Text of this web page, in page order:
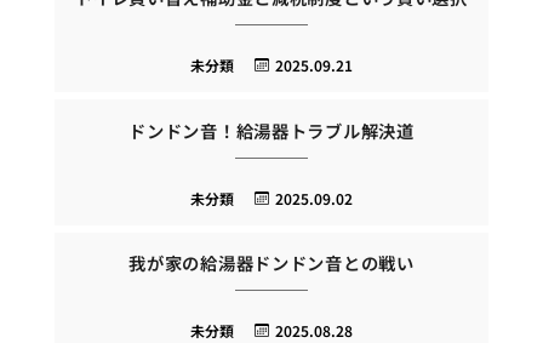
2025.09.21
未分類
ドンドン音！給湯器トラブル解決道
2025.09.02
未分類
我が家の給湯器ドンドン音との戦い
2025.08.28
未分類